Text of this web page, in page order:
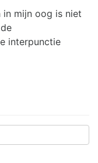
mijn oog is niet
interpunctie